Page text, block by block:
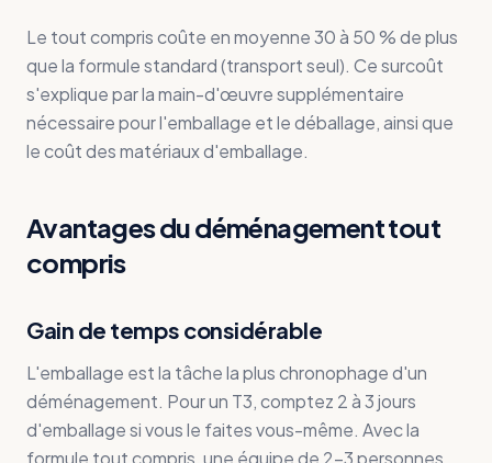
Le tout compris coûte en moyenne 30 à 50 % de plus
que la formule standard (transport seul). Ce surcoût
s'explique par la main-d'œuvre supplémentaire
nécessaire pour l'emballage et le déballage, ainsi que
le coût des matériaux d'emballage.
Avantages du déménagement tout
compris
Gain de temps considérable
L'emballage est la tâche la plus chronophage d'un
déménagement. Pour un T3, comptez 2 à 3 jours
d'emballage si vous le faites vous-même. Avec la
formule tout compris, une équipe de 2-3 personnes